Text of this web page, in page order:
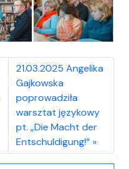
21.03.2025 Angelika
Gajkowska
poprowadziła
warsztat językowy
pt. „Die Macht der
Entschuldigung!“